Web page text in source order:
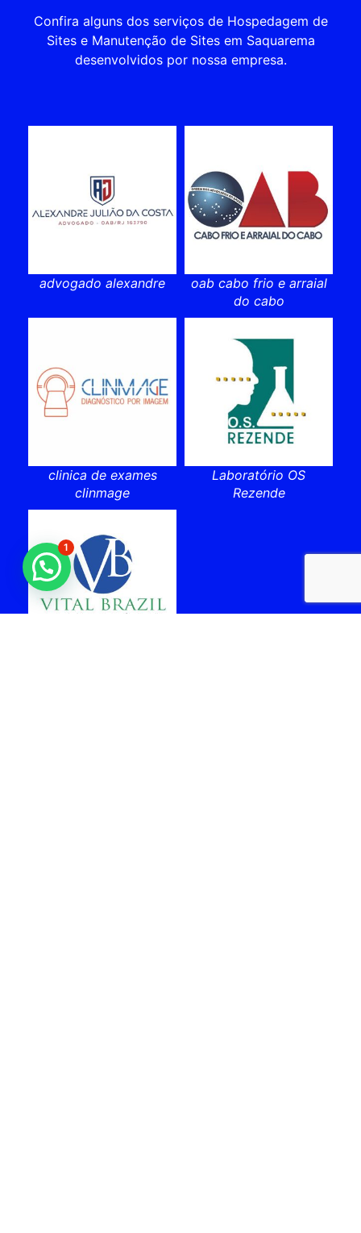
Confira alguns dos serviços de Hospedagem de
Sites e Manutenção de Sites em Saquarema
desenvolvidos por nossa empresa.
advogado alexandre
oab cabo frio e arraial
do cabo
clinica de exames
clinmage
Laboratório OS
Rezende
1